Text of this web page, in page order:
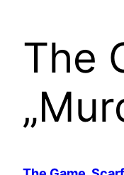
The